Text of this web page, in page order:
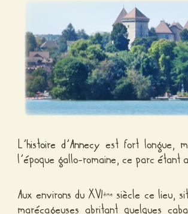
L’histoire d’Annecy est fort longue,
l’époque gallo-romaine, ce parc étant
Aux environs du XVIème siècle ce lieu,
marécageuses abritant quelques